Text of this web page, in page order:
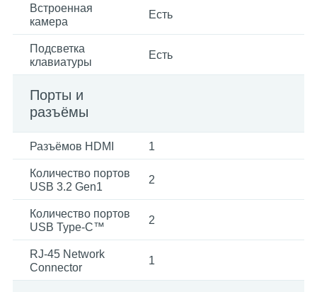
Встроенная
камера
Есть
Подсветка
клавиатуры
Есть
Порты и
разъёмы
Разъёмов HDMI 1
Количество портов
USB 3.2 Gen1
2
Количество портов
USB Type-C™
2
RJ-45 Network
Connector
1